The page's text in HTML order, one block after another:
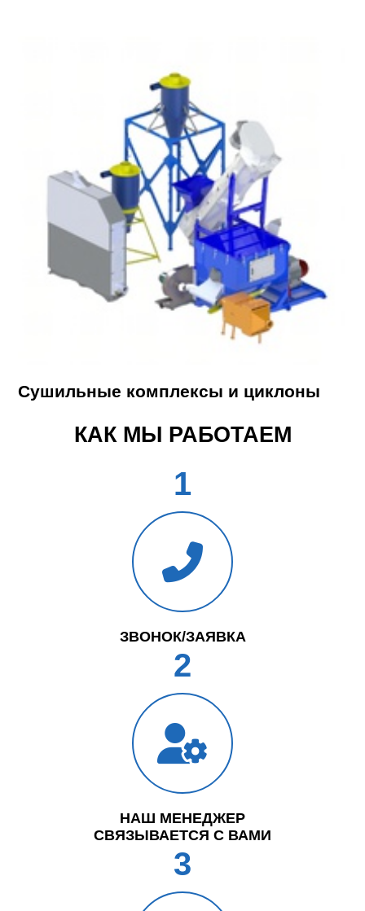
Сушильные комплексы и циклоны
КАК МЫ РАБОТАЕМ
1
ЗВОНОК/ЗАЯВКА
2
НАШ МЕНЕДЖЕР
СВЯЗЫВАЕТСЯ С ВАМИ
3